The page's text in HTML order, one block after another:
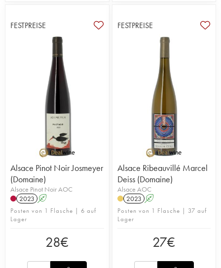
FESTPREISE
Alsace Pinot Noir Josmeyer
(Domaine)
Alsace Pinot Noir AOC
2023 A
Posten von 1 Flasche | 6 auf
Lager
28€
FESTPREISE
Alsace Ribeauvillé Marcel
Deiss (Domaine)
Alsace AOC
2023 A
Posten von 1 Flasche | 37 auf
Lager
27€